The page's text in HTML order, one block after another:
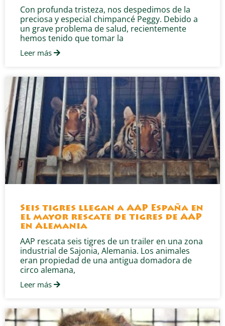
Con profunda tristeza, nos despedimos de la
preciosa y especial chimpancé Peggy. Debido a
un grave problema de salud, recientemente
hemos tenido que tomar la
Leer más
Seis tigres llegan a AAP España en
el mayor rescate de tigres de AAP
en Alemania
AAP rescata seis tigres de un trailer en una zona
industrial de Sajonia, Alemania. Los animales
eran propiedad de una antigua domadora de
circo alemana,
Leer más